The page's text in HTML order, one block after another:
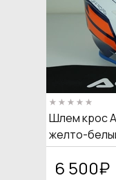
Шлем крос
желто-
6 500₽